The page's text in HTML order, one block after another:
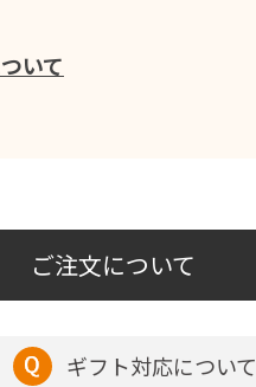
いて
ご注文について
ギフト対応について